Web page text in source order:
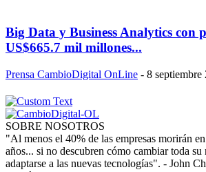
Big Data y Business Analytics con
US$665.7 mil millones...
Prensa CambioDigital OnLine - 8 septiembre
SOBRE NOSOTROS
"Al menos el 40% de las empresas morirán
años... si no descubren cómo cambiar toda su
adaptarse a las nuevas tecnologías". - John